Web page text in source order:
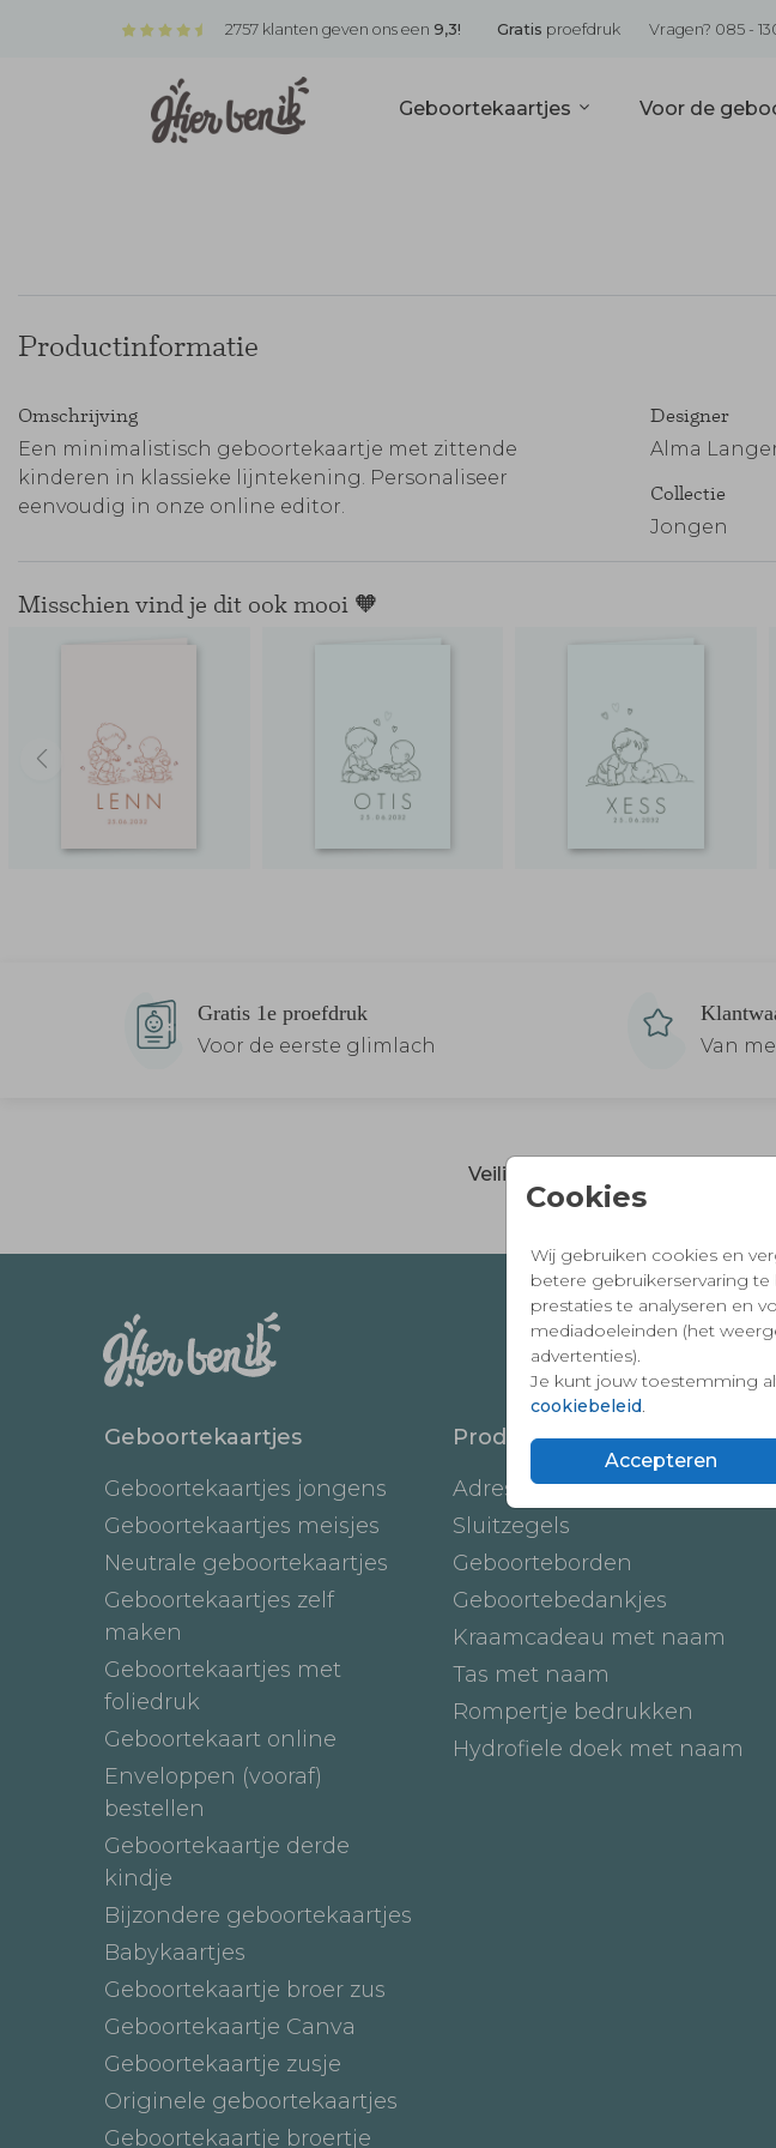
2757 klanten geven ons een 9,3! Gratis proefdruk Vragen? 085 -
Geboortekaartjes Voor de
Cookies
Wij gebruiken cookies en
betere gebruikerservaring
prestaties te analyseren en
mediadoeleinden (het
advertenties).
Je kunt jouw toestemming
cookiebeleid
Accepteren
Productinformatie
Omschrijving
Een minimalistisch geboortekaartje met zittende
kinderen in klassieke lijntekening. Personaliseer
eenvoudig in onze online editor.
Designer
Alma
Collectie
Jongen
Misschien vind je dit ook mooi 🧡
Gratis 1e proefdruk
Voor de eerste glimlach Van
Veilig en vertrouwd winkelen en
Geboortekaartjes
Geboortekaartjes jongens
Geboortekaartjes meisjes
Neutrale geboortekaartjes
Geboortekaartjes zelf
maken
Geboortekaartjes met
foliedruk
Geboortekaart online
Enveloppen (vooraf)
bestellen
Geboortekaartje derde
kindje
Bijzondere geboortekaartjes
Babykaartjes
Geboortekaartje broer zus
Geboortekaartje Canva
Geboortekaartje zusje
Originele geboortekaartjes
Geboortekaartje broertje
Producten
Adresstickers
Sluitzegels
Geboorteborden
Geboortebedankjes
Kraamcadeau met naam
Tas met naam
Rompertje bedrukken
Hydrofiele doek met naam